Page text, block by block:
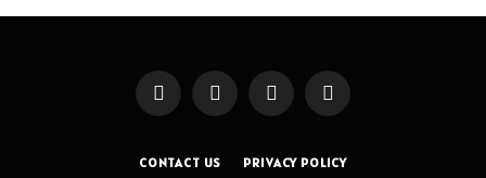
FacebookX
(Twitter)
InstagramPinterest
CONTACT US PRIVACY POLICY